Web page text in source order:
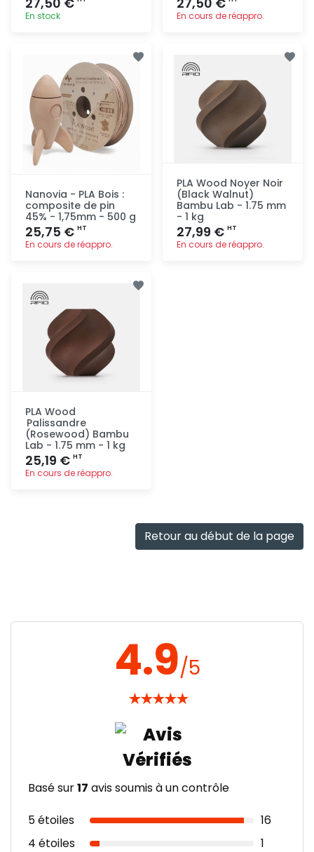
En stock
rapide
En cours de réappro.
Nanovia - PLA Bois :
composite de pin
45% - 1,75mm - 500 g
25,75 € HT
En cours de réappro.
PLA Wood Noyer Noir
(Black Walnut)
Bambu Lab - 1.75 mm
- 1 kg
27,99 € HT
En cours de réappro.
PLA Wood
Palissandre
(Rosewood) Bambu
Lab - 1.75 mm - 1 kg
25,19 € HT
En cours de réappro.
Retour au début de la page
4.9/5
★★★★★
Basé sur17 avis soumis à un contrôle
5 étoiles
16
4 étoiles
1